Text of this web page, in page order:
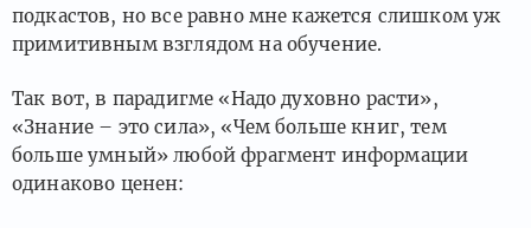
подкастов, но все равно мне кажется слишком уж
примитивным взглядом на обучение.
Так вот, в парадигме «Надо духовно расти»,
«Знание – это сила», «Чем больше книг, тем
больше умный» любой фрагмент информации
одинаково ценен: